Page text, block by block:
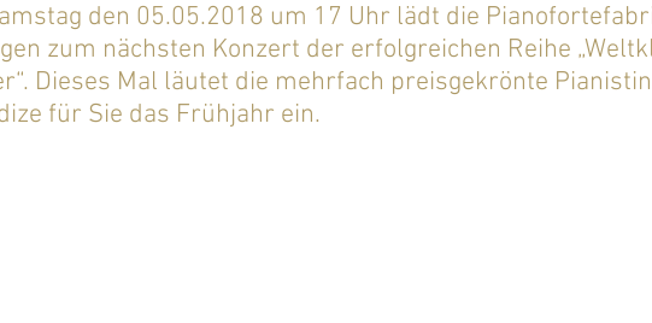
den 05.05.2018 um 17 Uhr lädt die
zum nächsten Konzert der erfolgreichen Reihe
Dieses Mal läutet die mehrfach preisgekrönte
für Sie das Frühjahr ein.